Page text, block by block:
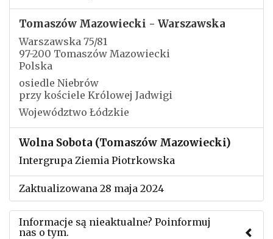
Tomaszów Mazowiecki - Warszawska
Warszawska 75/81
97-200 Tomaszów Mazowiecki
Polska
osiedle Niebrów
przy kościele Królowej Jadwigi
Województwo Łódzkie
Wolna Sobota (Tomaszów Mazowiecki)
Intergrupa Ziemia Piotrkowska
Zaktualizowana 28 maja 2024
Informacje są nieaktualne? Poinformuj
nas o tym.